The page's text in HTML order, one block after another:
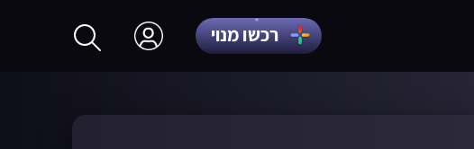
רכשו מנוי